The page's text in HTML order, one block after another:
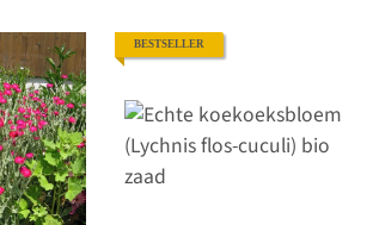
BESTSELLER